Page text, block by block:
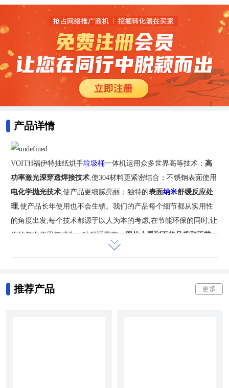
产品详情
VOITH福伊特抽纸烘手垃圾桶一体机运用众多世界高等技术： 高
功率激光深穿透焊接技术,使304材料更紧密结合； 不锈钢表面使用
电化学抛光技术,使产品更细腻亮丽； 独特的表面纳米舒缓反应处
理,使产品长年使用也不会生锈。我们的产品每个细节都从实用性
的角度出发,每个技术都源于以人为本的考虑,在节能环保的同时,让
你的每次使用都成为一种舒适享有。 图片上看到不的品质和工艺,
推荐产品 更多